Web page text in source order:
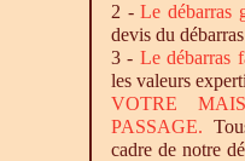
2 -Ledébarras
devis du
3 - Ledébarras
les valeurs
VOTRE
PASSAGE.
cadre de notre